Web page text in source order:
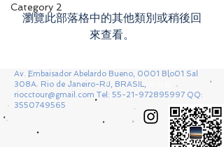
Category 2
瀏覽此部落格中的其他類別或稍後回
來查看。
Av. Embaisador Abelardo Bueno, 0001 Blo01 Sal
308A Rio de Janeiro-RJ, BRASIL,
riocctour@gmail.com Tel: 55-21-972895997 QQ:
3550749565